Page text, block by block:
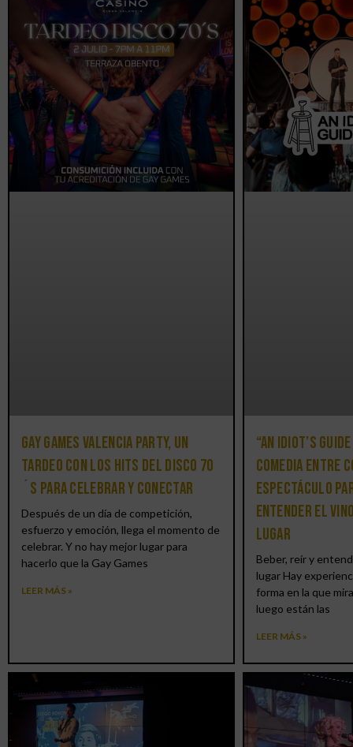
Gay Games Valencia Party, un
tardeo con los hits del DISCO 70
´S para celebrar y conectar
Después de un día de competición,
esfuerzo y emoción, llega el momento de
celebrar. Y no hay mejor lugar para
hacerlo que la Gay Games
LEER MÁS »
“An Idiot’s
comedia entre
espectáculo
entender el
lugar
Beber, reír y
lugar Hay
forma en la que
luego están las
LEER MÁS »